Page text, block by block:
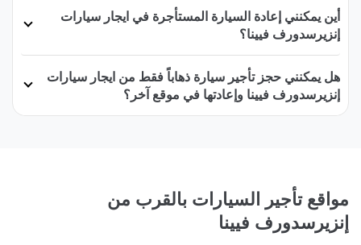
أين يمكنني إعادة السيارة المستأجرة في ايجار سيارات
إنزيرسدورف فيينا؟
هل يمكنني حجز تأجير سيارة ذهاباً فقط من ايجار سيارات
إنزيرسدورف فيينا وإعادتها في موقع آخر؟
مواقع تأجير السيارات بالقرب من
إنزيرسدورف فيينا